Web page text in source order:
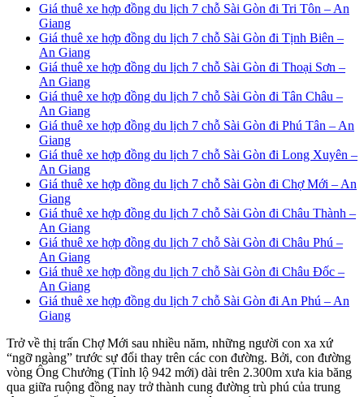
Giá thuê xe hợp đồng du lịch 7 chỗ Sài Gòn đi Tri Tôn – An
Giang
Giá thuê xe hợp đồng du lịch 7 chỗ Sài Gòn đi Tịnh Biên –
An Giang
Giá thuê xe hợp đồng du lịch 7 chỗ Sài Gòn đi Thoại Sơn –
An Giang
Giá thuê xe hợp đồng du lịch 7 chỗ Sài Gòn đi Tân Châu –
An Giang
Giá thuê xe hợp đồng du lịch 7 chỗ Sài Gòn đi Phú Tân – An
Giang
Giá thuê xe hợp đồng du lịch 7 chỗ Sài Gòn đi Long Xuyên –
An Giang
Giá thuê xe hợp đồng du lịch 7 chỗ Sài Gòn đi Chợ Mới – An
Giang
Giá thuê xe hợp đồng du lịch 7 chỗ Sài Gòn đi Châu Thành –
An Giang
Giá thuê xe hợp đồng du lịch 7 chỗ Sài Gòn đi Châu Phú –
An Giang
Giá thuê xe hợp đồng du lịch 7 chỗ Sài Gòn đi Châu Đốc –
An Giang
Giá thuê xe hợp đồng du lịch 7 chỗ Sài Gòn đi An Phú – An
Giang
Trở về thị trấn Chợ Mới sau nhiều năm, những người con xa xứ
“ngỡ ngàng” trước sự đổi thay trên các con đường. Bởi, con đường
vòng Ông Chưởng (Tỉnh lộ 942 mới) dài trên 2.300m xưa kia băng
qua giữa ruộng đồng nay trở thành cung đường trù phú của trung